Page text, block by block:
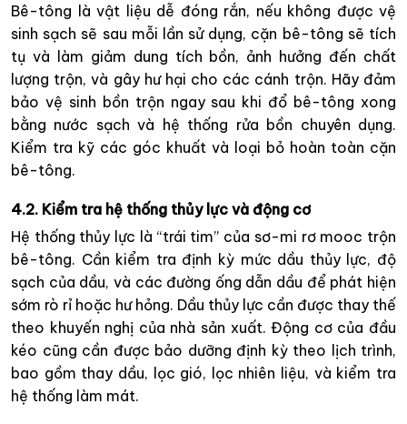
Bê-tông là vật liệu dễ đóng rắn, nếu không được vệ
sinh sạch sẽ sau mỗi lần sử dụng, cặn bê-tông sẽ tích
tụ và làm giảm dung tích bồn, ảnh hưởng đến chất
lượng trộn, và gây hư hại cho các cánh trộn. Hãy đảm
bảo vệ sinh bồn trộn ngay sau khi đổ bê-tông xong
bằng nước sạch và hệ thống rửa bồn chuyên dụng.
Kiểm tra kỹ các góc khuất và loại bỏ hoàn toàn cặn
bê-tông.
4.2. Kiểm tra hệ thống thủy lực và động cơ
Hệ thống thủy lực là “trái tim” của sơ-mi rơ mooc trộn
bê-tông. Cần kiểm tra định kỳ mức dầu thủy lực, độ
sạch của dầu, và các đường ống dẫn dầu để phát hiện
sớm rò rỉ hoặc hư hỏng. Dầu thủy lực cần được thay thế
theo khuyến nghị của nhà sản xuất. Động cơ của đầu
kéo cũng cần được bảo dưỡng định kỳ theo lịch trình,
bao gồm thay dầu, lọc gió, lọc nhiên liệu, và kiểm tra
hệ thống làm mát.